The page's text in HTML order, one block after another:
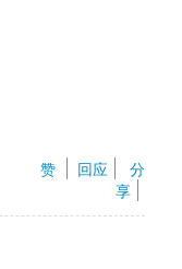
赞
回应
分
享